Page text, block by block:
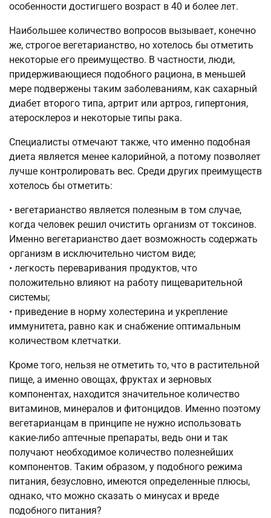
особенности достигшего возраст в 40 и более лет.
Наибольшее количество вопросов вызывает, конечно
же, строгое вегетарианство, но хотелось бы отметить
некоторые его преимущество. В частности, люди,
придерживающиеся подобного рациона, в меньшей
мере подвержены таким заболеваниям, как сахарный
диабет второго типа, артрит или артроз, гипертония,
атеросклероз и некоторые типы рака.
Специалисты отмечают также, что именно подобная
диета является менее калорийной, а потому позволяет
лучше контролировать вес. Среди других преимуществ
хотелось бы отметить:
• вегетарианство является полезным в том случае,
когда человек решил очистить организм от токсинов.
Именно вегетарианство дает возможность содержать
организм в исключительно чистом виде;
• легкость переваривания продуктов, что
положительно влияют на работу пищеварительной
системы;
• приведение в норму холестерина и укрепление
иммунитета, равно как и снабжение оптимальным
количеством клетчатки.
Кроме того, нельзя не отметить то, что в растительной
пище, а именно овощах, фруктах и зерновых
компонентах, находится значительное количество
витаминов, минералов и фитонцидов. Именно поэтому
вегетарианцам в принципе не нужно использовать
какие-либо аптечные препараты, ведь они и так
получают необходимое количество полезнейших
компонентов. Таким образом, у подобного режима
питания, безусловно, имеются определенные плюсы,
однако, что можно сказать о минусах и вреде
подобного питания?